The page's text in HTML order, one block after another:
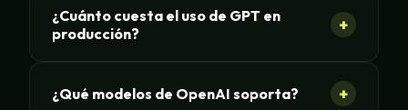
¿Cuánto cuesta el uso de GPT en
producción?
+
¿Qué modelos de OpenAI soporta? +